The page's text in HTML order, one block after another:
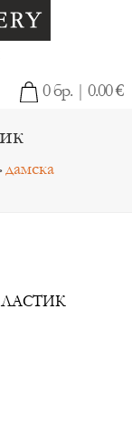
0 бр. | 0.00 €
дамска